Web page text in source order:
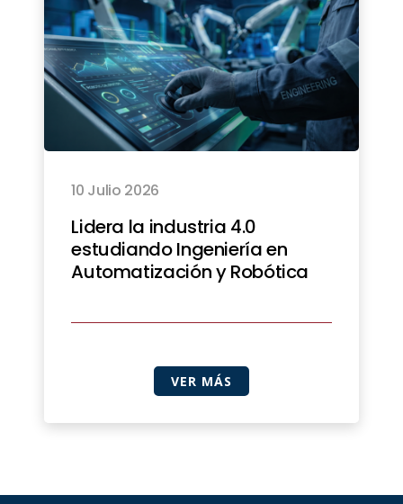
10 Julio 2026
Lidera la industria 4.0
estudiando Ingeniería en
Automatización y Robótica
VER MÁS